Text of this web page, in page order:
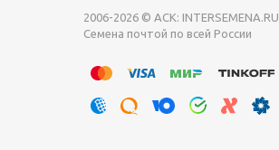
2006-2026 © АСК: INTERSEMENA.RU
Семена почтой по всей России